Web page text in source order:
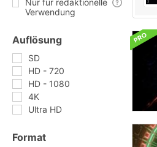
Nur für redaktionelle
Verwendung
Auflösung
SD
HD - 720
HD - 1080
4K
Ultra HD
Format